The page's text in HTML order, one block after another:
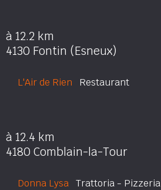
à 12.2 km
4130 Fontin (Esneux)
L'Air de Rien Restaurant
à 12.4 km
4180 Comblain-la-Tour
Donna Lysa Trattoria - Pizzeria